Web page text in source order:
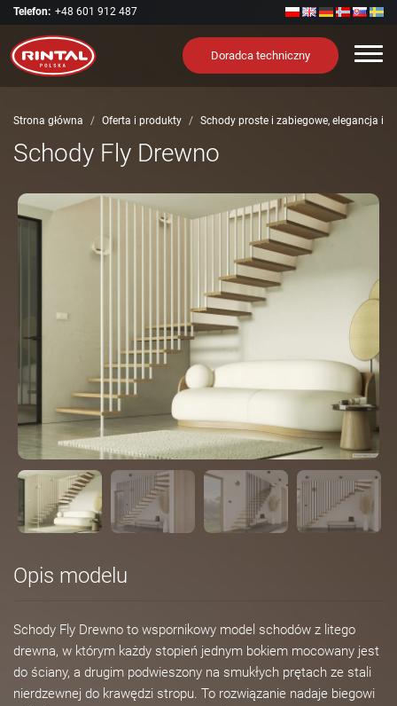
Telefon: +48 601 912 487
Doradca techniczny
Strona główna Oferta i produkty Schody proste i zabiegowe, elegancja i
Schody Fly Drewno
Opis modelu
Schody Fly Drewno to wspornikowy model schodów z litego
drewna, w którym każdy stopień jednym bokiem mocowany jest
do ściany, a drugim podwieszony na smukłych prętach ze stali
nierdzewnej do krawędzi stropu. To rozwiązanie nadaje biegowi